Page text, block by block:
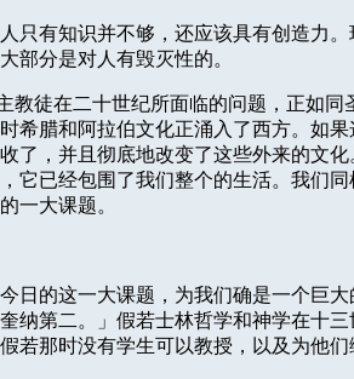
人只有知识并不够，还应该具有创造力
部分是对人有毁灭性的。
教徒在二十世纪所面临的问题，正如同
希腊和阿拉伯文化正涌入了西方。如
了，并且彻底地改变了这些外来的文
它已经包围了我们整个的生活。我们
一大课题。
今日的这一大课题，为我们确是一个巨
纳第二。」假若士林哲学和神学在十
若那时没有学生可以教授，以及为他